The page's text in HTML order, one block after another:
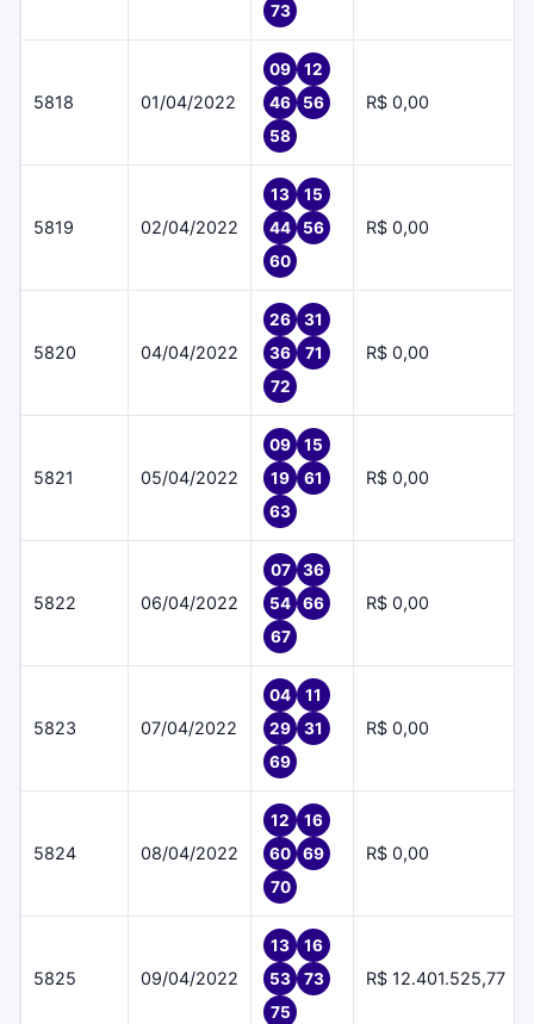
73
5818 01/04/2022
09
12
46
56
58
R$ 0,00
5819 02/04/2022
13
15
44
56
60
R$ 0,00
5820 04/04/2022
26
31
36
71
72
R$ 0,00
5821 05/04/2022
09
15
19
61
63
R$ 0,00
5822 06/04/2022
07
36
54
66
67
R$ 0,00
5823 07/04/2022
04
11
29
31
69
R$ 0,00
5824 08/04/2022
12
16
60
69
70
R$ 0,00
5825 09/04/2022
13
16
53
73
75
R$ 12.401.525,77